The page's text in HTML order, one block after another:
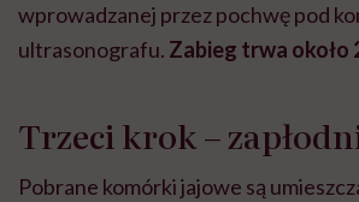
wprowadzanej przez pochwę pod
ultrasonografu. Zabieg trwa około
Trzeci krok –
Pobrane komórki jajowe są